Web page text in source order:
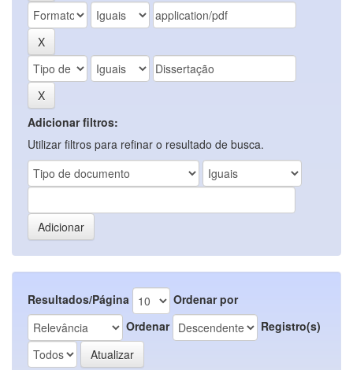
Adicionar filtros:
Utilizar filtros para refinar o resultado de busca.
Resultados/Página
Ordenar por
Ordenar
Registro(s)